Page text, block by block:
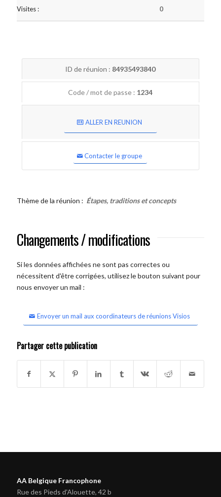
Visites : 0
ID de réunion : 84935493840
Code / mot de passe : 1234
ALLER EN REUNION
Contacter le groupe
Thème de la réunion : Étapes, traditions et concepts
Changements / modifications
Si les données affichées ne sont pas correctes ou
nécessitent d'être corrigées, utilisez le bouton suivant pour
nous envoyer un mail :
Envoyer un mail aux coordinateurs de réunions Visios
Partager cette publication
AA Belgique Francophone
Rue des Pieds d'Alouette, 42 b